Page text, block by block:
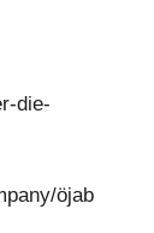
die-
öjab